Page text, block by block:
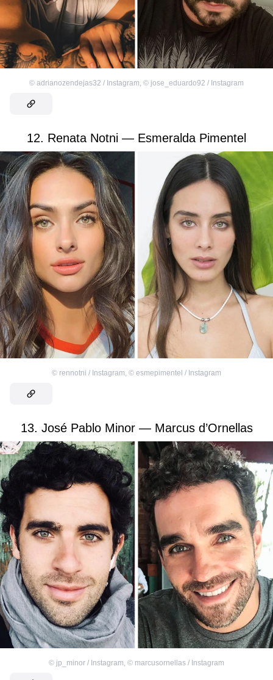
© adrianozendejas32 / Instagram © jose_eduardo92 / Instagram
12. Renata Notni — Esmeralda Pimentel
© rennotni / Instagram © esmepimentel / Instagram
13. José Pablo Minor — Marcus d’Ornellas
© jp_minor / Instagram © marcusornellas / Instagram